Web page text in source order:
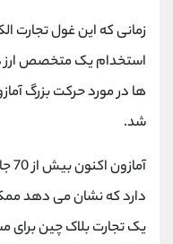
زمانی که این غول تجارت
استخدام یک متخصص ارز
ها در مورد حرکت بزرگ
شد.
دارد که نشان می دهد
یک تجارت بلاک چین برای